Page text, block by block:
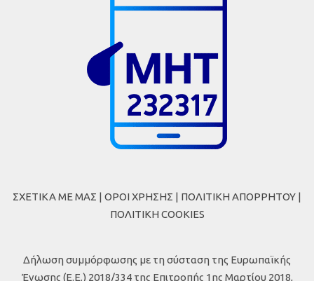
ΣΧΕΤΙΚΑ ΜΕ ΜΑΣ | ΟΡΟΙ ΧΡΗΣΗΣ | ΠΟΛΙΤΙΚΗ ΑΠΟΡΡΗΤΟΥ |
ΠΟΛΙΤΙΚΗ COOKIES
Δήλωση συμμόρφωσης με τη σύσταση της Ευρωπαϊκής
Ένωσης (Ε.Ε.) 2018/334 της Επιτροπής 1ης Μαρτίου 2018,